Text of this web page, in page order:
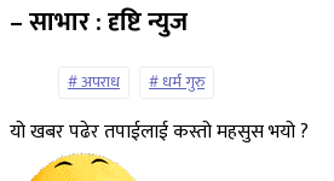
– साभार : दृष्टि न्युज
अपराध धर्म गुरु
यो खबर पढेर तपाईलाई कस्तो महसुस भयो ?